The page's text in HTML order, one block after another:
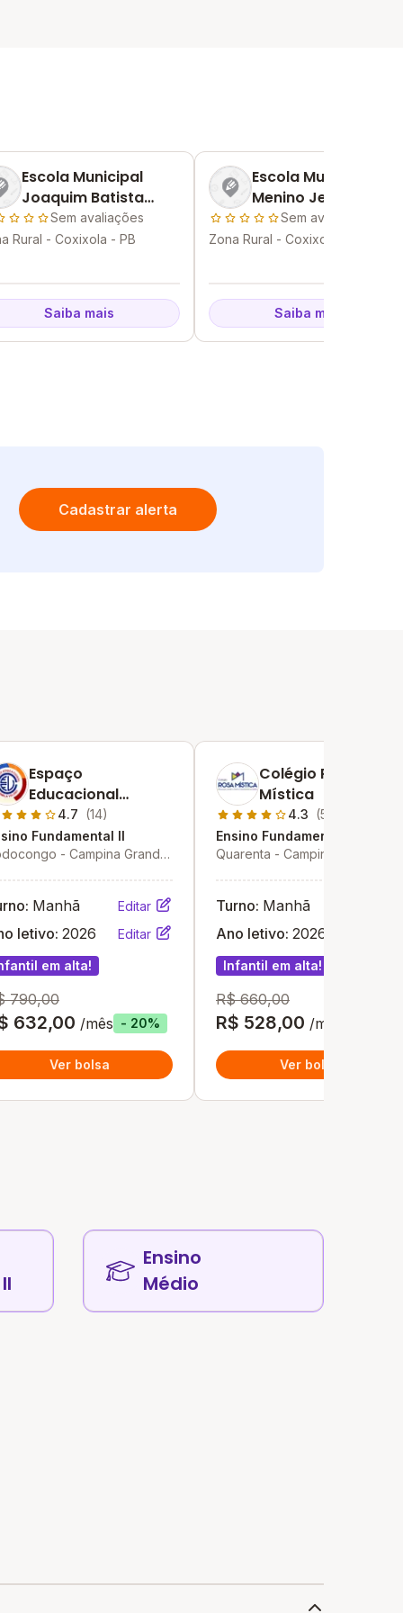
Escola Municipal
Joaquim Batista
RamosSem avaliações
Rural - Coxixola - PB
Saiba mais
Escola Municipal
Menino Jesus De
PragaSem avaliações
Zona Rural - Coxixola - PB
Saiba mais
Cadastrar alerta
Espaço
Educacional
Carmela Veloso
4.7 (14)
Fundamental II
- Campina Grande
Manhã Editar
letivo: 2026 Editar
em alta!
790,00
632,00 /mês - 20%
Ver bolsa
Colégio Rosa
Mística
4.3 (50)
Ensino Fundamental II
Quarenta - Campina Grande -
Turno: Manhã
Ano letivo: 2026
Infantil em alta!
R$ 660,00
R$ 528,00 /mês
Ver bolsa
Ensino
Médio